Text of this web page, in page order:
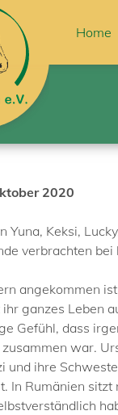
Home
2020
Yuna, Keksi,
verbrachten
angekommen
ganzes Leben
Gefühl, dass
war.
und ihre
In Rumänien